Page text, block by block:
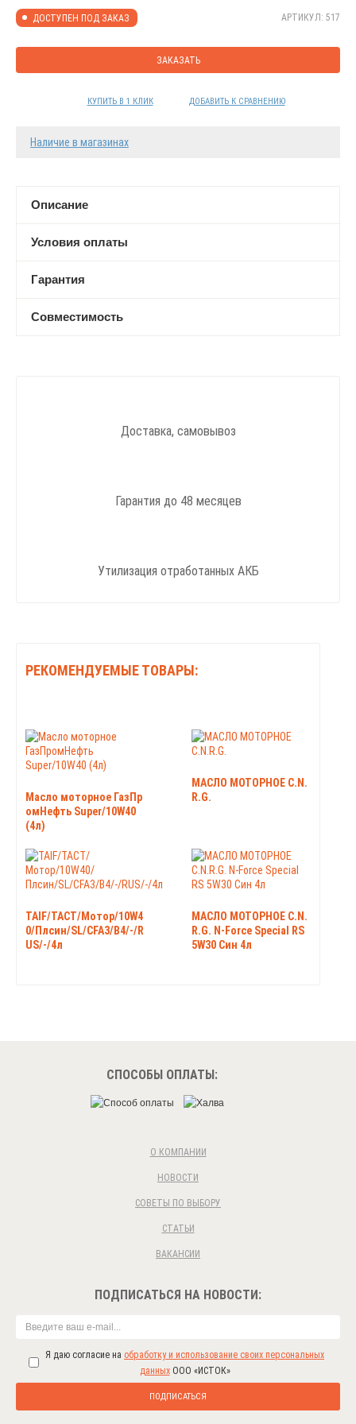
ДОСТУПЕН ПОД ЗАКАЗ АРТИКУЛ: 517
ЗАКАЗАТЬ
КУПИТЬ В 1 КЛИК ДОБАВИТЬ К СРАВНЕНИЮ
Наличие в магазинах
Описание
Условия оплаты
Гарантия
Совместимость
Доставка, самовывоз
Гарантия до 48 месяцев
Утилизация отработанных АКБ
РЕКОМЕНДУЕМЫЕ ТОВАРЫ:
Масло моторное ГазПр
омНефть Super/10W40
(4л)
МАСЛО МОТОРНОЕ C.N.
R.G.
TAIF/TACT/Мотор/10W4
0/Плсин/SL/CFA3/B4/-/R
US/-/4л
МАСЛО МОТОРНОЕ C.N.
R.G. N-Force Special RS
5W30 Син 4л
СПОСОБЫ ОПЛАТЫ:
О КОМПАНИИ
НОВОСТИ
СОВЕТЫ ПО ВЫБОРУ
СТАТЬИ
ВАКАНСИИ
ПОДПИСАТЬСЯ НА НОВОСТИ:
Я даю согласие на обработку и использование своих персональных
данныхООО «ИСТОК»
ПОДПИСАТЬСЯ